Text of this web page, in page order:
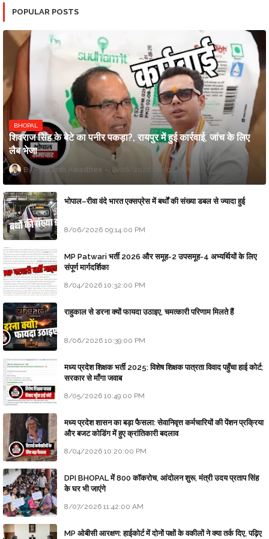
POPULAR POSTS
BHOPAL
शिवराज सिंह के बेटे का पनीर पकड़ा?, रायपुर में हुई कार्रवाई, जांच के लिए
लैब भेजा
Updesh Awasthee 8/06/2026 10:09:00 PM
भोपाल–रीवा वंदे भारत एक्सप्रेस में बर्थों की संख्या डबल से ज्यादा हुई
8/06/2026 09:14:00 PM
MP Patwari भर्ती 2026 और समूह-2 उपसमूह-4 अभ्यर्थियों के लिए
संपूर्ण मार्गदर्शिका
8/04/2026 10:32:00 PM
राहुकाल से डरना क्यों फायदा उठाइए, चमत्कारी परिणाम मिलते हैं
8/06/2026 10:39:00 PM
मध्य प्रदेश शिक्षक भर्ती 2025: विशेष शिक्षक पात्रता विवाद पहुँचा हाई कोर्ट;
सरकार से माँगा जवाब
8/05/2026 10:49:00 PM
मध्य प्रदेश शासन का बड़ा फैसला: सेवानिवृत्त कर्मचारियों की पेंशन प्रक्रिया
और बजट कोडिंग में हुए क्रांतिकारी बदलाव
8/04/2026 10:20:00 PM
DPI BHOPAL में 800 कॉकरोच, आंदोलन शुरू, मंत्री उदय प्रताप सिंह
के घर भी जाएंगे
8/07/2026 11:42:00 AM
MP ओबीसी आरक्षण: हाईकोर्ट में दोनों पक्षों के वकीलों ने क्या तर्क दिए, पढ़िए